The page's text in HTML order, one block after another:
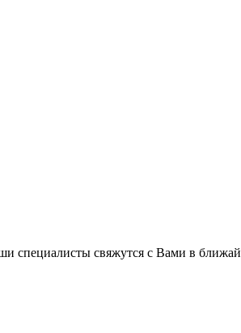
специалисты свяжутся с Вами в